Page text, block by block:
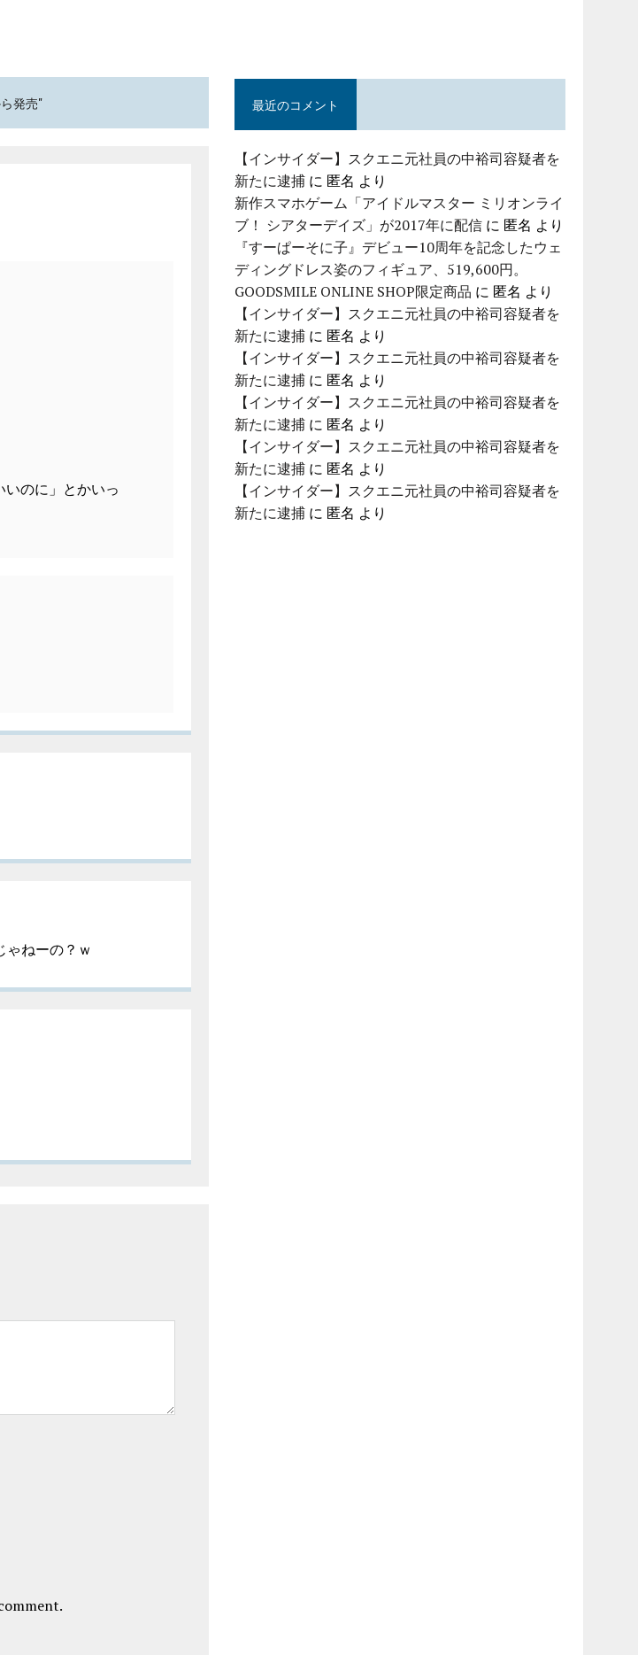
発売"
のに」とかいっ
ゃねーの？ｗ
最近のコメント
【インサイダー】スクエニ元社員の中裕司容疑者を
新たに逮捕 に 匿名 より
新作スマホゲーム「アイドルマスター ミリオンライ
ブ！ シアターデイズ」が2017年に配信 に 匿名 より
『すーぱーそに子』デビュー10周年を記念したウェ
ディングドレス姿のフィギュア、519,600円。
GOODSMILE ONLINE SHOP限定商品 に 匿名 より
【インサイダー】スクエニ元社員の中裕司容疑者を
新たに逮捕 に 匿名 より
【インサイダー】スクエニ元社員の中裕司容疑者を
新たに逮捕 に 匿名 より
【インサイダー】スクエニ元社員の中裕司容疑者を
新たに逮捕 に 匿名 より
【インサイダー】スクエニ元社員の中裕司容疑者を
新たに逮捕 に 匿名 より
【インサイダー】スクエニ元社員の中裕司容疑者を
新たに逮捕 に 匿名 より